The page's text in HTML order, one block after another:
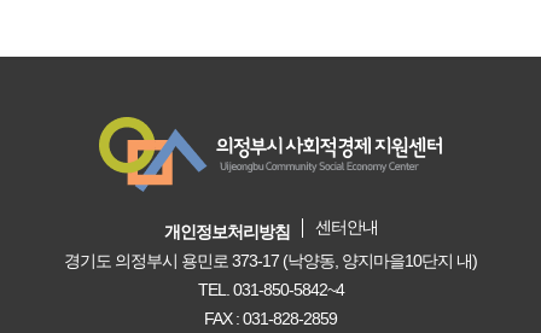
개인정보처리방침
센터안내
경기도 의정부시 용민로 373-17 (낙양동, 양지마을10단지 내)
TEL. 031-850-5842~4
FAX : 031-828-2859